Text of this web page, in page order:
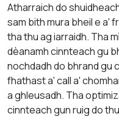
Atharraich do
sam bith mura bheil e a'
tha thu ag iarraidh. Tha
dèanamh cinnteach gu
nochdadh do bhrand gu
fhathast a' call a'
a ghleusadh. Tha
cinnteach gun ruig do